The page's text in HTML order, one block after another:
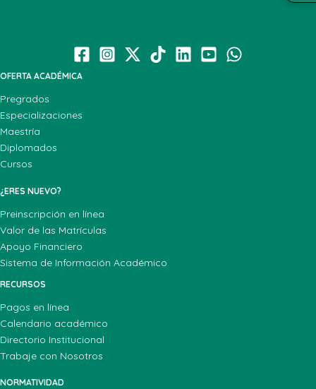
OFERTA ACADÉMICA
Pregrados
Especializaciones
Maestría
Diplomados
Cursos
¿ERES NUEVO?
Preinscripción en línea
Valor de las Matrículas
Apoyo Financiero
Sistema de Información Académico
RECURSOS
Pagos en línea
Calendario académico
Directorio Institucional
Trabaje con Nosotros
NORMATIVIDAD